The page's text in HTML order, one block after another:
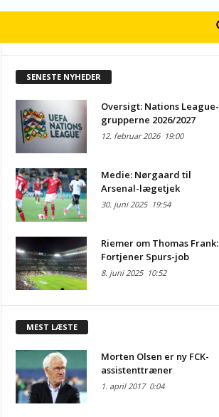
SENESTE NYHEDER
Oversigt: Nations League-
grupperne 2026/2027
12. februar 202619:00
Medie: Nørgaard til
Arsenal-lægetjek
30. juni 202519:54
Riemer om Thomas Frank:
Fortjener Spurs-job
8. juni 202510:52
MEST LÆSTE
Morten Olsen er ny FCK-
assistenttræner
1. april 20170:04